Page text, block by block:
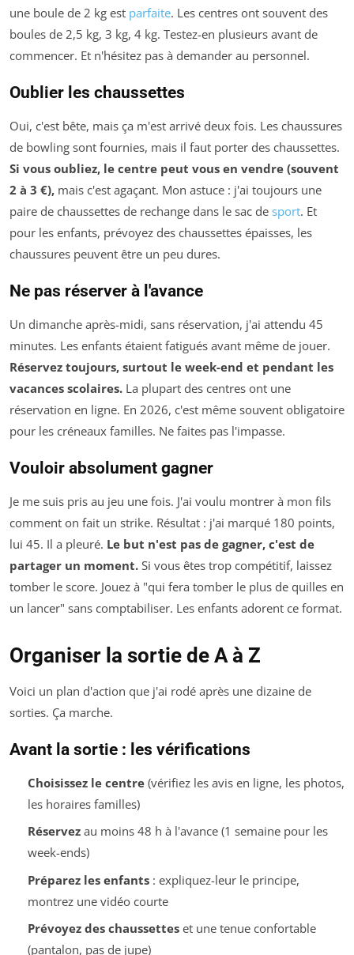
une boule de 2 kg est parfaite. Les centres ont souvent des
boules de 2,5 kg, 3 kg, 4 kg. Testez-en plusieurs avant de
commencer. Et n'hésitez pas à demander au personnel.
Oublier les chaussettes
Oui, c'est bête, mais ça m'est arrivé deux fois. Les chaussures
de bowling sont fournies, mais il faut porter des chaussettes.
Si vous oubliez, le centre peut vous en vendre (souvent
2 à 3 €), mais c'est agaçant. Mon astuce : j'ai toujours une
paire de chaussettes de rechange dans le sac de sport. Et
pour les enfants, prévoyez des chaussettes épaisses, les
chaussures peuvent être un peu dures.
Ne pas réserver à l'avance
Un dimanche après-midi, sans réservation, j'ai attendu 45
minutes. Les enfants étaient fatigués avant même de jouer.
Réservez toujours, surtout le week-end et pendant les
vacances scolaires. La plupart des centres ont une
réservation en ligne. En 2026, c'est même souvent obligatoire
pour les créneaux familles. Ne faites pas l'impasse.
Vouloir absolument gagner
Je me suis pris au jeu une fois. J'ai voulu montrer à mon fils
comment on fait un strike. Résultat : j'ai marqué 180 points,
lui 45. Il a pleuré. Le but n'est pas de gagner, c'est de
partager un moment. Si vous êtes trop compétitif, laissez
tomber le score. Jouez à "qui fera tomber le plus de quilles en
un lancer" sans comptabiliser. Les enfants adorent ce format.
Organiser la sortie de A à Z
Voici un plan d'action que j'ai rodé après une dizaine de
sorties. Ça marche.
Avant la sortie : les vérifications
Choisissez le centre(vérifiez les avis en ligne, les photos,
les horaires familles)
Réservezau moins 48 h à l'avance (1 semaine pour les
week-ends)
Préparez les enfants: expliquez-leur le principe,
montrez une vidéo courte
Prévoyez des chaussetteset une tenue confortable
(pantalon, pas de jupe)